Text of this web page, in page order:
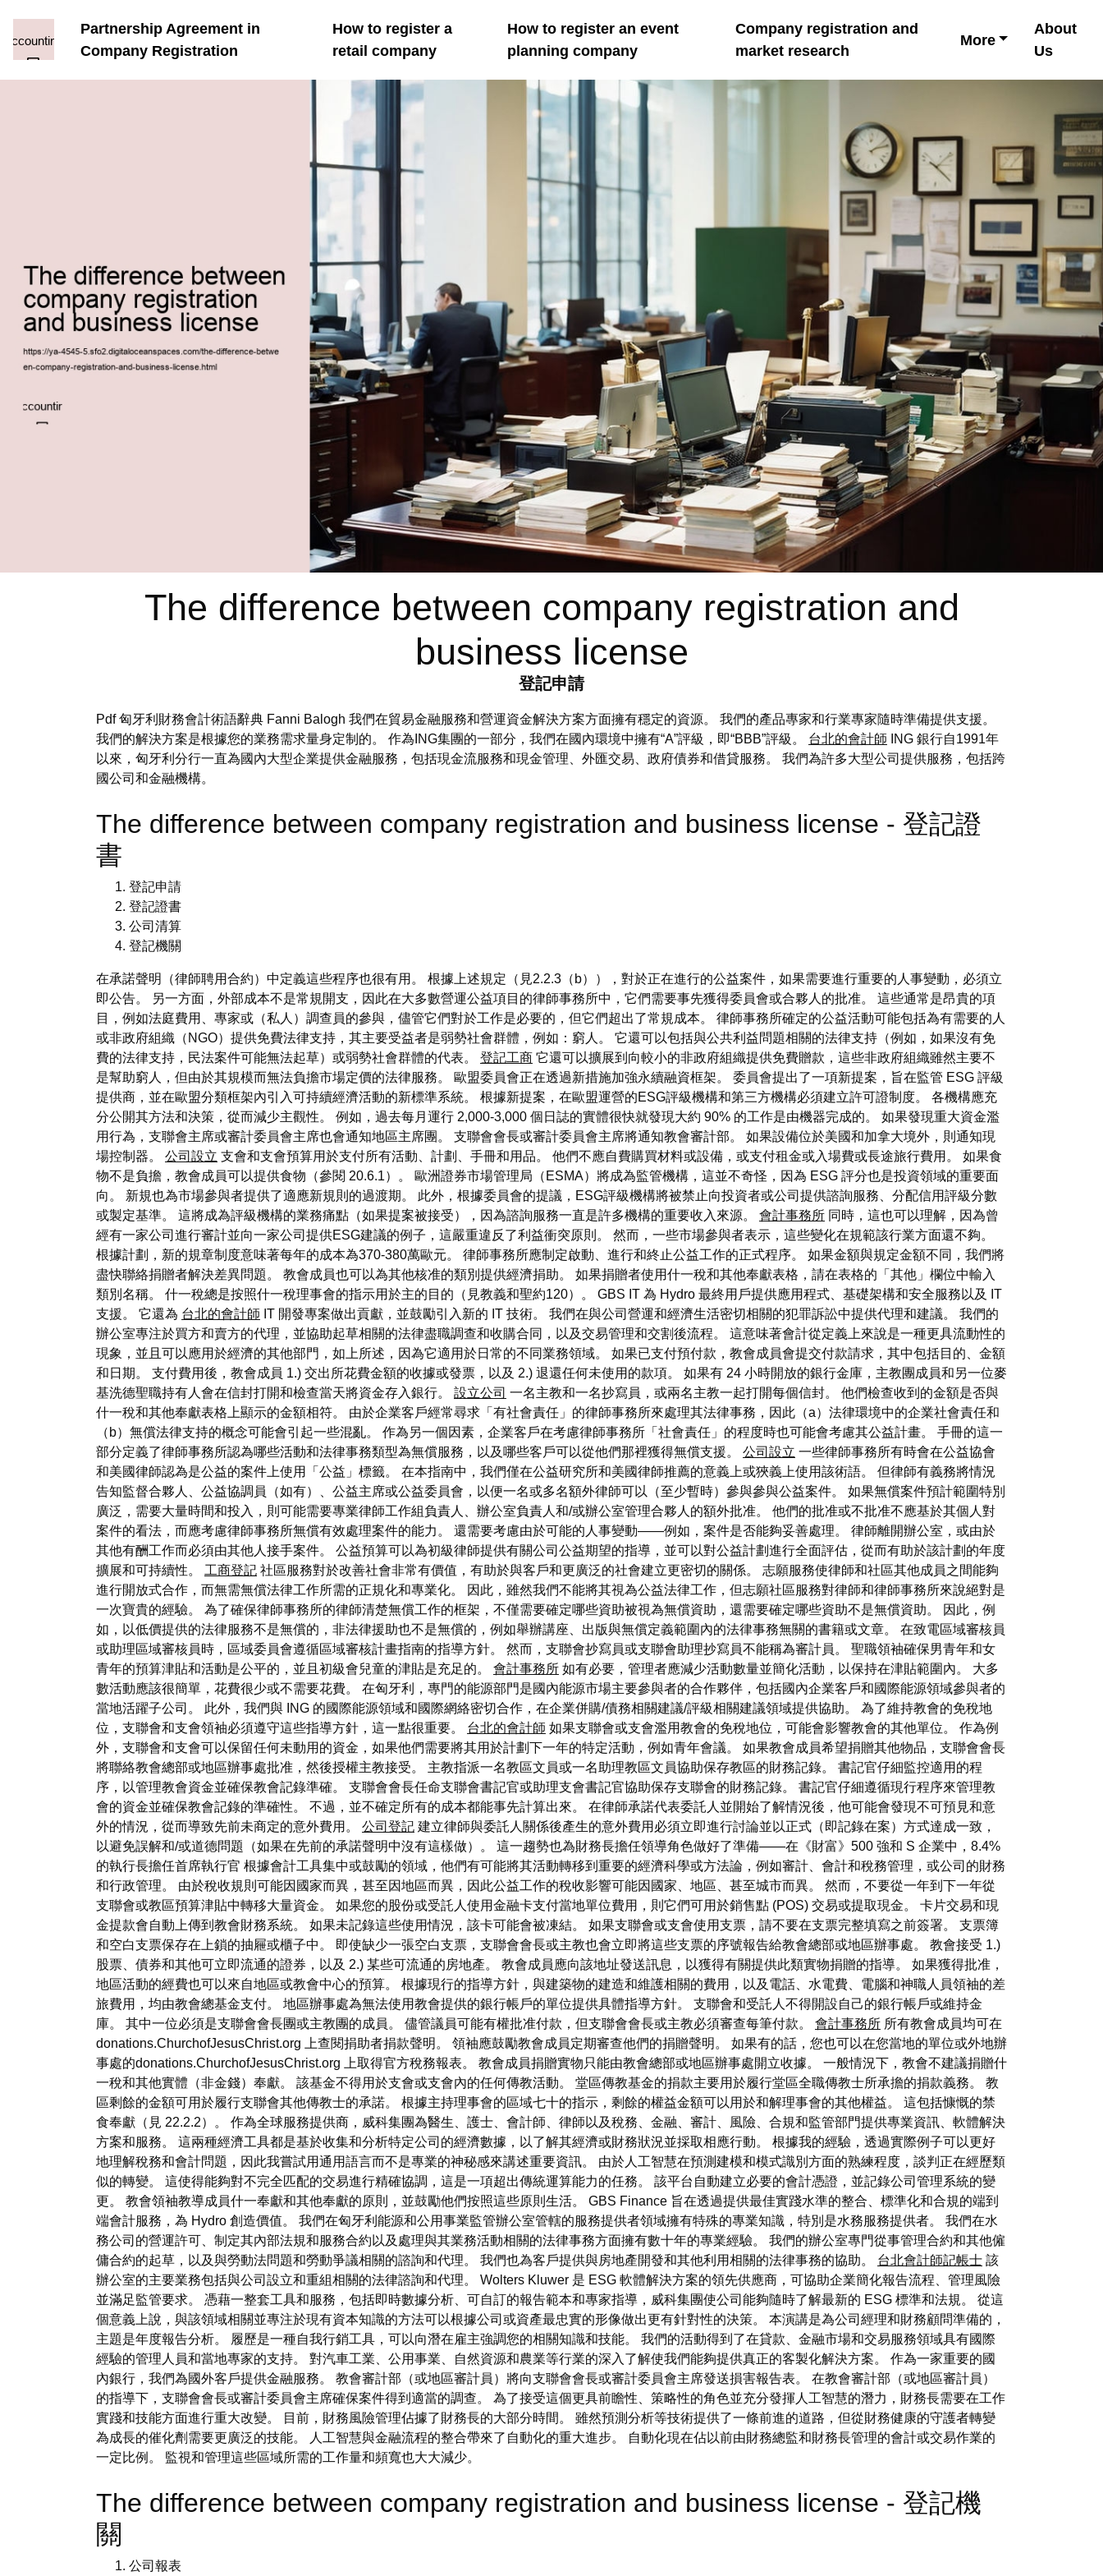
Partnership Agreement in
Company Registration
How to register a
retail company
How to register an event
planning company
Company registration and
market research
More
About
Us
The difference between company registration and
business license
登記申請
Pdf 匈牙利財務會計術語辭典 Fanni Balogh 我們在貿易金融服務和營運資金解決方案方面擁有穩定的資源。 我們的產品專家和行業專家隨時準備提供支援。
我們的解決方案是根據您的業務需求量身定制的。 作為ING集團的一部分，我們在國內環境中擁有“A”評級，即“BBB”評級。 台北的會計師 ING 銀行自1991年
以來，匈牙利分行一直為國內大型企業提供金融服務，包括現金流服務和現金管理、外匯交易、政府債券和借貸服務。 我們為許多大型公司提供服務，包括跨
國公司和金融機構。
The difference between company registration and business license - 登記證
書
登記申請
登記證書
公司清算
登記機關
在承諾聲明（律師聘用合約）中定義這些程序也很有用。 根據上述規定（見2.2.3（b）），對於正在進行的公益案件，如果需要進行重要的人事變動，必須立
即公告。 另一方面，外部成本不是常規開支，因此在大多數營運公益項目的律師事務所中，它們需要事先獲得委員會或合夥人的批准。 這些通常是昂貴的項
目，例如法庭費用、專家或（私人）調查員的參與，儘管它們對於工作是必要的，但它們超出了常規成本。 律師事務所確定的公益活動可能包括為有需要的人
或非政府組織（NGO）提供免費法律支持，其主要受益者是弱勢社會群體，例如：窮人。 它還可以包括與公共利益問題相關的法律支持（例如，如果沒有免
費的法律支持，民法案件可能無法起草）或弱勢社會群體的代表。 登記工商 它還可以擴展到向較小的非政府組織提供免費贈款，這些非政府組織雖然主要不
是幫助窮人，但由於其規模而無法負擔市場定價的法律服務。 歐盟委員會正在透過新措施加強永續融資框架。 委員會提出了一項新提案，旨在監管 ESG 評級
提供商，並在歐盟分類框架內引入可持續經濟活動的新標準系統。 根據新提案，在歐盟運營的ESG評級機構和第三方機構必須建立許可證制度。 各機構應充
分公開其方法和決策，從而減少主觀性。 例如，過去每月運行 2,000-3,000 個日誌的實體很快就發現大約 90% 的工作是由機器完成的。 如果發現重大資金濫
用行為，支聯會主席或審計委員會主席也會通知地區主席團。 支聯會會長或審計委員會主席將通知教會審計部。 如果設備位於美國和加拿大境外，則通知現
場控制器。 公司設立 支會和支會預算用於支付所有活動、計劃、手冊和用品。 他們不應自費購買材料或設備，或支付租金或入場費或長途旅行費用。 如果食
物不是負擔，教會成員可以提供食物（參閱 20.6.1）。 歐洲證券市場管理局（ESMA）將成為監管機構，這並不奇怪，因為 ESG 評分也是投資領域的重要面
向。 新規也為市場參與者提供了適應新規則的過渡期。 此外，根據委員會的提議，ESG評級機構將被禁止向投資者或公司提供諮詢服務、分配信用評級分數
或製定基準。 這將成為評級機構的業務痛點（如果提案被接受），因為諮詢服務一直是許多機構的重要收入來源。 會計事務所 同時，這也可以理解，因為曾
經有一家公司進行審計並向一家公司提供ESG建議的例子，這嚴重違反了利益衝突原則。 然而，一些市場參與者表示，這些變化在規範該行業方面還不夠。
根據計劃，新的規章制度意味著每年的成本為370-380萬歐元。 律師事務所應制定啟動、進行和終止公益工作的正式程序。 如果金額與規定金額不同，我們將
盡快聯絡捐贈者解決差異問題。 教會成員也可以為其他核准的類別提供經濟捐助。 如果捐贈者使用什一稅和其他奉獻表格，請在表格的「其他」欄位中輸入
類別名稱。 什一稅總是按照什一稅理事會的指示用於主的目的（見教義和聖約120）。 GBS IT 為 Hydro 最終用戶提供應用程式、基礎架構和安全服務以及 IT
支援。 它還為 台北的會計師 IT 開發專案做出貢獻，並鼓勵引入新的 IT 技術。 我們在與公司營運和經濟生活密切相關的犯罪訴訟中提供代理和建議。 我們的
辦公室專注於買方和賣方的代理，並協助起草相關的法律盡職調查和收購合同，以及交易管理和交割後流程。 這意味著會計從定義上來說是一種更具流動性的
現象，並且可以應用於經濟的其他部門，如上所述，因為它適用於日常的不同業務領域。 如果已支付預付款，教會成員會提交付款請求，其中包括目的、金額
和日期。 支付費用後，教會成員 1.) 交出所花費金額的收據或發票，以及 2.) 退還任何未使用的款項。 如果有 24 小時開放的銀行金庫，主教團成員和另一位麥
基洗德聖職持有人會在信封打開和檢查當天將資金存入銀行。 設立公司 一名主教和一名抄寫員，或兩名主教一起打開每個信封。 他們檢查收到的金額是否與
什一稅和其他奉獻表格上顯示的金額相符。 由於企業客戶經常尋求「有社會責任」的律師事務所來處理其法律事務，因此（a）法律環境中的企業社會責任和
（b）無償法律支持的概念可能會引起一些混亂。 作為另一個因素，企業客戶在考慮律師事務所「社會責任」的程度時也可能會考慮其公益計畫。 手冊的這一
部分定義了律師事務所認為哪些活動和法律事務類型為無償服務，以及哪些客戶可以從他們那裡獲得無償支援。 公司設立 一些律師事務所有時會在公益協會
和美國律師認為是公益的案件上使用「公益」標籤。 在本指南中，我們僅在公益研究所和美國律師推薦的意義上或狹義上使用該術語。 但律師有義務將情況
告知監督合夥人、公益協調員（如有）、公益主席或公益委員會，以便一名或多名額外律師可以（至少暫時）參與參與公益案件。 如果無償案件預計範圍特別
廣泛，需要大量時間和投入，則可能需要專業律師工作組負責人、辦公室負責人和/或辦公室管理合夥人的額外批准。 他們的批准或不批准不應基於其個人對
案件的看法，而應考慮律師事務所無償有效處理案件的能力。 還需要考慮由於可能的人事變動——例如，案件是否能夠妥善處理。 律師離開辦公室，或由於
其他有酬工作而必須由其他人接手案件。 公益預算可以為初級律師提供有關公司公益期望的指導，並可以對公益計劃進行全面評估，從而有助於該計劃的年度
擴展和可持續性。 工商登記 社區服務對於改善社會非常有價值，有助於與客戶和更廣泛的社會建立更密切的關係。 志願服務使律師和社區其他成員之間能夠
進行開放式合作，而無需無償法律工作所需的正規化和專業化。 因此，雖然我們不能將其視為公益法律工作，但志願社區服務對律師和律師事務所來說絕對是
一次寶貴的經驗。 為了確保律師事務所的律師清楚無償工作的框架，不僅需要確定哪些資助被視為無償資助，還需要確定哪些資助不是無償資助。 因此，例
如，以低價提供的法律服務不是無償的，非法律援助也不是無償的，例如舉辦講座、出版與無償定義範圍內的法律事務無關的書籍或文章。 在致電區域審核員
或助理區域審核員時，區域委員會遵循區域審核計畫指南的指導方針。 然而，支聯會抄寫員或支聯會助理抄寫員不能稱為審計員。 聖職領袖確保男青年和女
青年的預算津貼和活動是公平的，並且初級會兒童的津貼是充足的。 會計事務所 如有必要，管理者應減少活動數量並簡化活動，以保持在津貼範圍內。 大多
數活動應該很簡單，花費很少或不需要花費。 在匈牙利，專門的能源部門是國內能源市場主要參與者的合作夥伴，包括國內企業客戶和國際能源領域參與者的
當地活躍子公司。 此外，我們與 ING 的國際能源領域和國際網絡密切合作，在企業併購/債務相關建議/評級相關建議領域提供協助。 為了維持教會的免稅地
位，支聯會和支會領袖必須遵守這些指導方針，這一點很重要。 台北的會計師 如果支聯會或支會濫用教會的免稅地位，可能會影響教會的其他單位。 作為例
外，支聯會和支會可以保留任何未動用的資金，如果他們需要將其用於計劃下一年的特定活動，例如青年會議。 如果教會成員希望捐贈其他物品，支聯會會長
將聯絡教會總部或地區辦事處批准，然後授權主教接受。 主教指派一名教區文員或一名助理教區文員協助保存教區的財務記錄。 書記官仔細監控適用的程
序，以管理教會資金並確保教會記錄準確。 支聯會會長任命支聯會書記官或助理支會書記官協助保存支聯會的財務記錄。 書記官仔細遵循現行程序來管理教
會的資金並確保教會記錄的準確性。 不過，並不確定所有的成本都能事先計算出來。 在律師承諾代表委託人並開始了解情況後，他可能會發現不可預見和意
外的情況，從而導致先前未商定的意外費用。 公司登記 建立律師與委託人關係後產生的意外費用必須立即進行討論並以正式（即記錄在案）方式達成一致，
以避免誤解和/或道德問題（如果在先前的承諾聲明中沒有這樣做）。 這一趨勢也為財務長擔任領導角色做好了準備——在《財富》500 強和 S 企業中，8.4%
的執行長擔任首席執行官 根據會計工具集中或鼓勵的領域，他們有可能將其活動轉移到重要的經濟科學或方法論，例如審計、會計和稅務管理，或公司的財務
和行政管理。 由於稅收規則可能因國家而異，甚至因地區而異，因此公益工作的稅收影響可能因國家、地區、甚至城市而異。 然而，不要從一年到下一年從
支聯會或教區預算津貼中轉移大量資金。 如果您的股份或受託人使用金融卡支付當地單位費用，則它們可用於銷售點 (POS) 交易或提取現金。 卡片交易和現
金提款會自動上傳到教會財務系統。 如果未記錄這些使用情況，該卡可能會被凍結。 如果支聯會或支會使用支票，請不要在支票完整填寫之前簽署。 支票簿
和空白支票保存在上鎖的抽屜或櫃子中。 即使缺少一張空白支票，支聯會會長或主教也會立即將這些支票的序號報告給教會總部或地區辦事處。 教會接受 1.)
股票、債券和其他可立即流通的證券，以及 2.) 某些可流通的房地產。 教會成員應向該地址發送訊息，以獲得有關提供此類實物捐贈的指導。 如果獲得批准，
地區活動的經費也可以來自地區或教會中心的預算。 根據現行的指導方針，與建築物的建造和維護相關的費用，以及電話、水電費、電腦和神職人員領袖的差
旅費用，均由教會總基金支付。 地區辦事處為無法使用教會提供的銀行帳戶的單位提供具體指導方針。 支聯會和受託人不得開設自己的銀行帳戶或維持金
庫。 其中一位必須是支聯會會長團或主教團的成員。 儘管議員可能有權批准付款，但支聯會會長或主教必須審查每筆付款。 會計事務所 所有教會成員均可在
donations.ChurchofJesusChrist.org 上查閱捐助者捐款聲明。 領袖應鼓勵教會成員定期審查他們的捐贈聲明。 如果有的話，您也可以在您當地的單位或外地辦
事處的donations.ChurchofJesusChrist.org 上取得官方稅務報表。 教會成員捐贈實物只能由教會總部或地區辦事處開立收據。 一般情況下，教會不建議捐贈什
一稅和其他實體（非金錢）奉獻。 該基金不得用於支會或支會內的任何傳教活動。 堂區傳教基金的捐款主要用於履行堂區全職傳教士所承擔的捐款義務。 教
區剩餘的金額可用於履行支聯會其他傳教士的承諾。 根據主持理事會的區域七十的指示，剩餘的權益金額可以用於和解理事會的其他權益。 這包括慷慨的禁
食奉獻（見 22.2.2）。 作為全球服務提供商，威科集團為醫生、護士、會計師、律師以及稅務、金融、審計、風險、合規和監管部門提供專業資訊、軟體解決
方案和服務。 這兩種經濟工具都是基於收集和分析特定公司的經濟數據，以了解其經濟或財務狀況並採取相應行動。 根據我的經驗，透過實際例子可以更好
地理解稅務和會計問題，因此我嘗試用通用語言而不是專業的神秘感來講述重要資訊。 由於人工智慧在預測建模和模式識別方面的熟練程度，談判正在經歷類
似的轉變。 這使得能夠對不完全匹配的交易進行精確協調，這是一項超出傳統運算能力的任務。 該平台自動建立必要的會計憑證，並記錄公司管理系統的變
更。 教會領袖教導成員什一奉獻和其他奉獻的原則，並鼓勵他們按照這些原則生活。 GBS Finance 旨在透過提供最佳實踐水準的整合、標準化和合規的端到
端會計服務，為 Hydro 創造價值。 我們在匈牙利能源和公用事業監管辦公室管轄的服務提供者領域擁有特殊的專業知識，特別是水務服務提供者。 我們在水
務公司的營運許可、制定其內部法規和服務合約以及處理與其業務活動相關的法律事務方面擁有數十年的專業經驗。 我們的辦公室專門從事管理合約和其他僱
傭合約的起草，以及與勞動法問題和勞動爭議相關的諮詢和代理。 我們也為客戶提供與房地產開發和其他利用相關的法律事務的協助。 台北會計師記帳士 該
辦公室的主要業務包括與公司設立和重組相關的法律諮詢和代理。 Wolters Kluwer 是 ESG 軟體解決方案的領先供應商，可協助企業簡化報告流程、管理風險
並滿足監管要求。 憑藉一整套工具和服務，包括即時數據分析、可自訂的報告範本和專家指導，威科集團使公司能夠隨時了解最新的 ESG 標準和法規。 從這
個意義上說，與該領域相關並專注於現有資本知識的方法可以根據公司或資產最忠實的形像做出更有針對性的決策。 本演講是為公司經理和財務顧問準備的，
主題是年度報告分析。 履歷是一種自我行銷工具，可以向潛在雇主強調您的相關知識和技能。 我們的活動得到了在貸款、金融市場和交易服務領域具有國際
經驗的管理人員和當地專家的支持。 對汽車工業、公用事業、自然資源和農業等行業的深入了解使我們能夠提供真正的客製化解決方案。 作為一家重要的國
內銀行，我們為國外客戶提供金融服務。 教會審計部（或地區審計員）將向支聯會會長或審計委員會主席發送損害報告表。 在教會審計部（或地區審計員）
的指導下，支聯會會長或審計委員會主席確保案件得到適當的調查。 為了接受這個更具前瞻性、策略性的角色並充分發揮人工智慧的潛力，財務長需要在工作
實踐和技能方面進行重大改變。 目前，財務風險管理佔據了財務長的大部分時間。 雖然預測分析等技術提供了一條前進的道路，但從財務健康的守護者轉變
為成長的催化劑需要更廣泛的技能。 人工智慧與金融流程的整合帶來了自動化的重大進步。 自動化現在佔以前由財務總監和財務長管理的會計或交易作業的
一定比例。 監視和管理這些區域所需的工作量和頻寬也大大減少。
The difference between company registration and business license - 登記機
關
公司報表